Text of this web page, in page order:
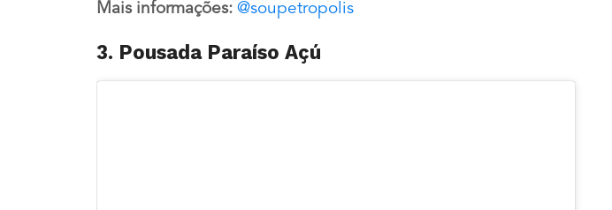
Mais informações: @soupetropolis
3. Pousada Paraíso Açú